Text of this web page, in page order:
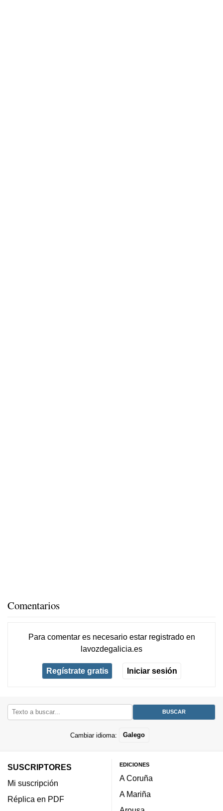
Comentarios
Para comentar es necesario estar registradoen
lavozdegalicia.es
Regístrate gratis Iniciar sesión
Cambiar idioma: Galego
SUSCRIPTORES
Mi suscripción
Réplica en PDF
EDICIONES
A Coruña
A Mariña